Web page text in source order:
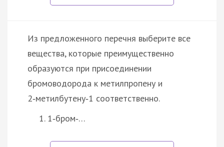
Из предложенного перечня выберите все
вещества, которые преимущественно
образуются при присоединении
бромоводорода к метилпропену и
2‑метилбутену‑1 соответственно.
1‑бром‑…